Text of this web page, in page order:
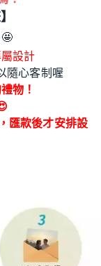
】
設計
隨心客制喔
物！
匯款後才安排設